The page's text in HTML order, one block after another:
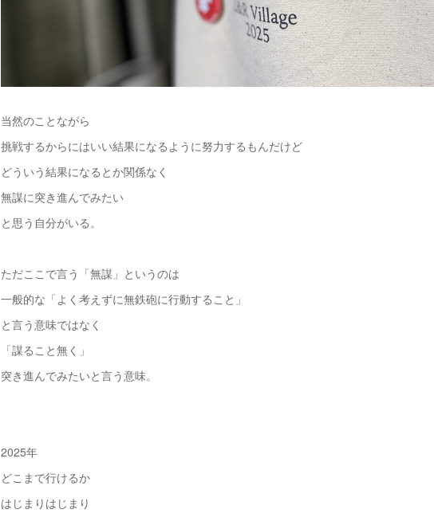
当然のことながら
挑戦するからにはいい結果になるように努力するもんだけど
どういう結果になるとか関係なく
無謀に突き進んでみたい
と思う自分がいる。
ただここで言う「無謀」というのは
一般的な「よく考えずに無鉄砲に行動すること」
と言う意味ではなく
「謀ること無く」
突き進んでみたいと言う意味。
2025年
どこまで行けるか
はじまりはじまり